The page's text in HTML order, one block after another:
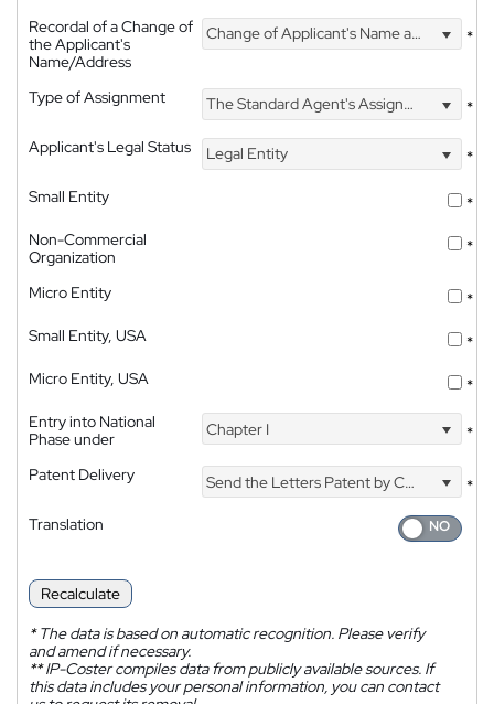
Recordal of a Change of
the Applicant's
Name/Address
Change of Applicant's Name and Address *
Type of Assignment The Standard Agent's Assignment
*
Applicant's Legal Status
Legal Entity
*
Small Entity
*
Non-Commercial
Organization
*
Micro Entity
*
Small Entity, USA
*
Micro Entity, USA
*
Entry into National
Phase under
Chapter I *
Patent Delivery Send the Letters Patent by Courier
*
Translation
Recalculate
*The data is based on automatic recognition. Please verify
and amend if necessary.
**IP-Coster compiles data from publicly available sources. If
this data includes your personal information, you can contact